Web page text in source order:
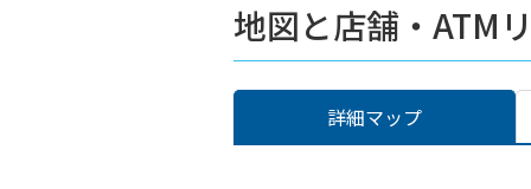
地図と店舗・ATM
詳細マップ